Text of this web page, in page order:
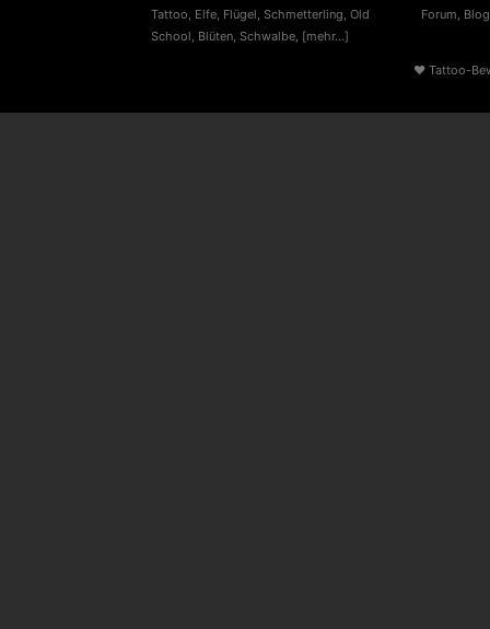
Tattoo, Elfe, Flügel, Schmetterling, Old
School, Blüten, Schwalbe, [mehr...]
Forum, Blog
♥ Tattoo-